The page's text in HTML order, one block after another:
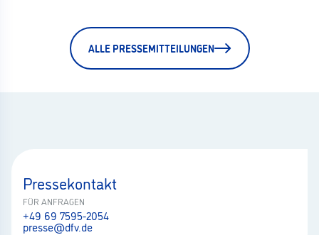
ALLE PRESSEMITTEILUNGEN
Pressekontakt
FÜR ANFRAGEN
+49 69 7595-2054
presse@dfv.de